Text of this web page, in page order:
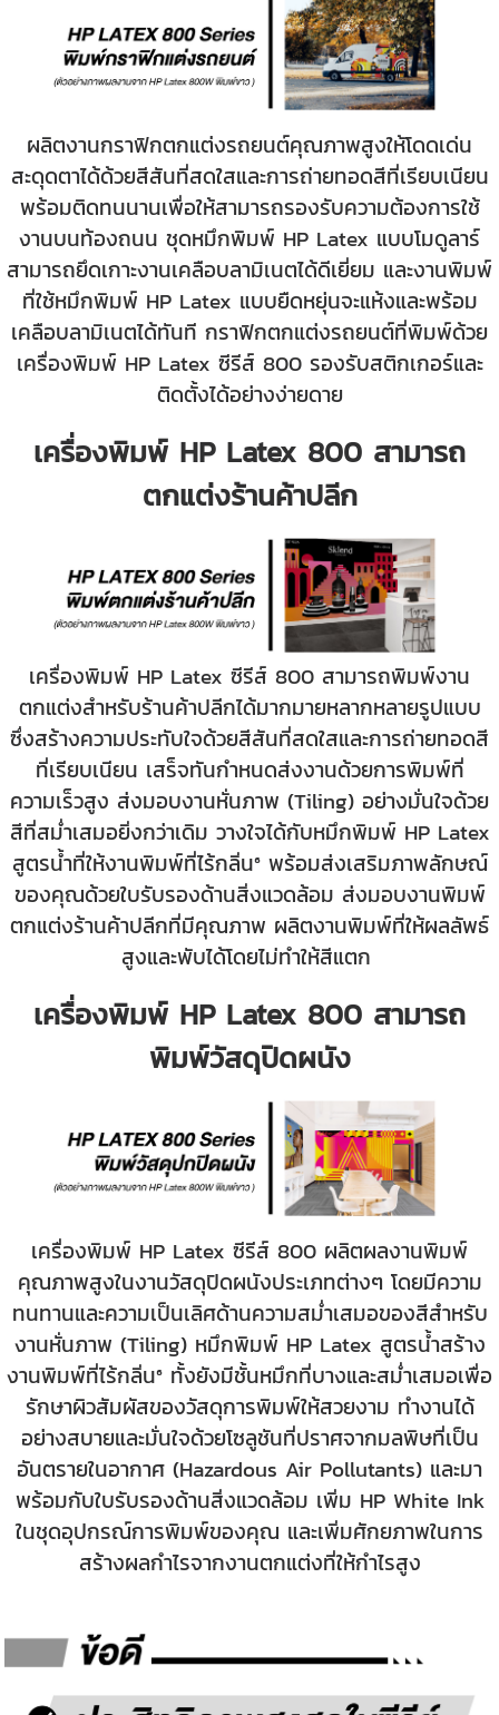
ผลิตงานกราฟิกตกแต่งรถยนต์คุณภาพสูงให้โดดเด่น
สะดุดตาได้ด้วยสีสันที่สดใสและการถ่ายทอดสีที่เรียบเนียน
พร้อมติดทนนานเพื่อให้สามารถรองรับความต้องการใช้
งานบนท้องถนน ชุดหมึกพิมพ์ HP Latex แบบโมดูลาร์
สามารถยึดเกาะงานเคลือบลามิเนตได้ดีเยี่ยม และงานพิมพ์
ที่ใช้หมึกพิมพ์ HP Latex แบบยืดหยุ่นจะแห้งและพร้อม
เคลือบลามิเนตได้ทันที กราฟิกตกแต่งรถยนต์ที่พิมพ์ด้วย
เครื่องพิมพ์ HP Latex ซีรีส์ 800 รองรับสติกเกอร์และ
ติดตั้งได้อย่างง่ายดาย
เครื่องพิมพ์ HP Latex 800 สามารถ
ตกแต่งร้านค้าปลีก
เครื่องพิมพ์ HP Latex ซีรีส์ 800 สามารถพิมพ์งาน
ตกแต่งสำหรับร้านค้าปลีกได้มากมายหลากหลายรูปแบบ
ซึ่งสร้างความประทับใจด้วยสีสันที่สดใสและการถ่ายทอดสี
ที่เรียบเนียน เสร็จทันกำหนดส่งงานด้วยการพิมพ์ที่
ความเร็วสูง ส่งมอบงานหั่นภาพ (Tiling) อย่างมั่นใจด้วย
สีที่สม่ำเสมอยิ่งกว่าเดิม วางใจได้กับหมึกพิมพ์ HP Latex
สูตรน้ำที่ให้งานพิมพ์ที่ไร้กลิ่น⁶ พร้อมส่งเสริมภาพลักษณ์
ของคุณด้วยใบรับรองด้านสิ่งแวดล้อม ส่งมอบงานพิมพ์
ตกแต่งร้านค้าปลีกที่มีคุณภาพ ผลิตงานพิมพ์ที่ให้ผลลัพธ์
สูงและพับได้โดยไม่ทำให้สีแตก
เครื่องพิมพ์ HP Latex 800 สามารถ
พิมพ์วัสดุปิดผนัง
เครื่องพิมพ์ HP Latex ซีรีส์ 800 ผลิตผลงานพิมพ์
คุณภาพสูงในงานวัสดุปิดผนังประเภทต่างๆ โดยมีความ
ทนทานและความเป็นเลิศด้านความสม่ำเสมอของสีสำหรับ
งานหั่นภาพ (Tiling) หมึกพิมพ์ HP Latex สูตรน้ำสร้าง
งานพิมพ์ที่ไร้กลิ่น⁶ ทั้งยังมีชั้นหมึกที่บางและสม่ำเสมอเพื่อ
รักษาผิวสัมผัสของวัสดุการพิมพ์ให้สวยงาม ทำงานได้
อย่างสบายและมั่นใจด้วยโซลูชันที่ปราศจากมลพิษที่เป็น
อันตรายในอากาศ (Hazardous Air Pollutants) และมา
พร้อมกับใบรับรองด้านสิ่งแวดล้อม เพิ่ม HP White Ink
ในชุดอุปกรณ์การพิมพ์ของคุณ และเพิ่มศักยภาพในการ
สร้างผลกำไรจากงานตกแต่งที่ให้กำไรสูง